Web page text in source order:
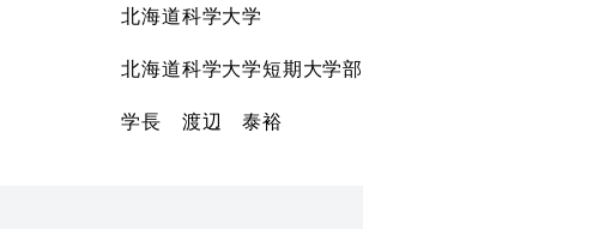
北海道科学大学
北海道科学大学短期大学部
学長 渡辺 泰裕